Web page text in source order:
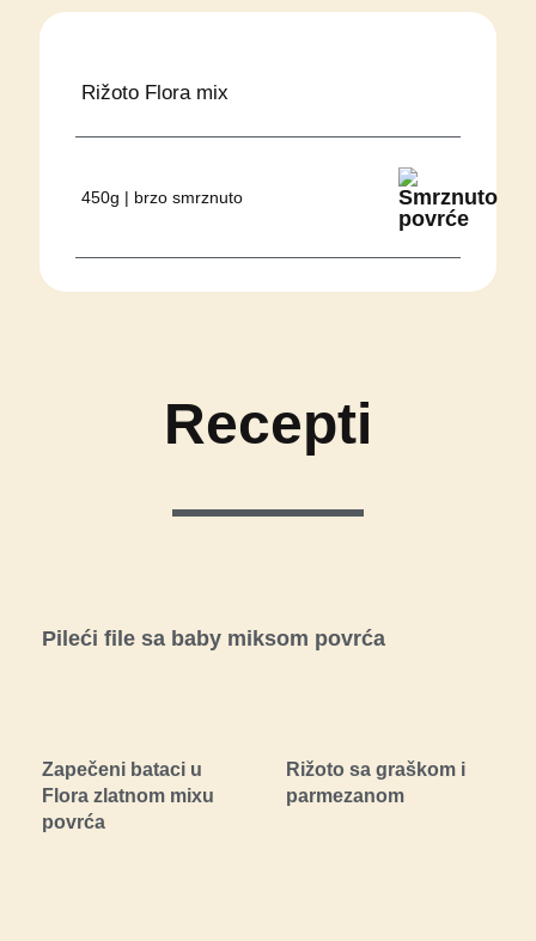
Rižoto Flora mix
450g | brzo smrznuto
Recepti
Pileći file sa baby miksom povrća
Zapečeni bataci u
Flora zlatnom mixu
povrća
Rižoto sa graškom i
parmezanom